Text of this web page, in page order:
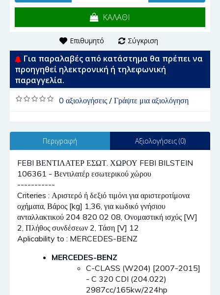
ΚΑΛΑΘΙ
Επιθυμητό Σύγκριση
Για παραλαβές από κατάστημα θα πρέπει να
προηγηθεί ηλεκτρονική ή τηλεφωνική
παραγγελία.
0 αξιολογήσεις/ Γράψτε μια αξιολόγηση
Περιγραφή Αξιολογήσεις (0)
FEBI ΒΕΝΤΙΛΑΤΕΡ ΕΣΩΤ. ΧΩΡΟΥ FEBI BILSTEIN
106361 - Βεντιλατέρ εσωτερικού χώρου
-----------
Criteries : Αριστερό ή δεξιό τιμόνι για αριστεροτίμονα
οχήματα, Βάρος [kg] 1,36, για κωδικό γνήσιου
ανταλλακτικού 204 820 02 08, Ονομαστική ισχύς [W]
2, Πλήθος συνδέσεων 2, Τάση [V] 12
Aplicability to : MERCEDES-BENZ
MERCEDES-BENZ
C-CLASS (W204) [2007-2015]
- C 320 CDI (204.022)
2987cc/165kw/224hp